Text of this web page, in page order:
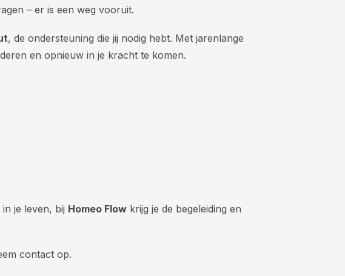
– er is een weg vooruit.
, de ondersteuning die jij nodig hebt. Met jarenlange
en opnieuw in je kracht te komen.
je leven, bij Homeo Flow krijg je de begeleiding en
contact op.